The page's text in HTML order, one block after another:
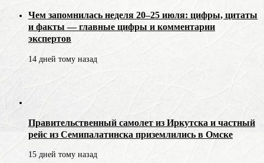
Чем запомнилась неделя 20–25 июля: цифры, цитаты
и факты — главные цифры и комментарии
экспертов
14 дней тому назад
Правительственный самолет из Иркутска и частный
рейс из Семипалатинска приземлились в Омске
15 дней тому назад